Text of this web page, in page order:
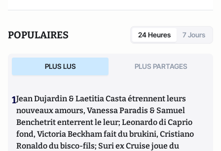
POPULAIRES 24 Heures 7 Jours
PLUS LUS PLUS PARTAGES
1Jean Dujardin & Laetitia Casta étrennent leurs
nouveaux amours, Vanessa Paradis & Samuel
Benchetrit enterrent le leur; Leonardo di Caprio
fond, Victoria Beckham fait du brukini, Cristiano
Ronaldo du bisco-fils; Suri ex Cruise joue du